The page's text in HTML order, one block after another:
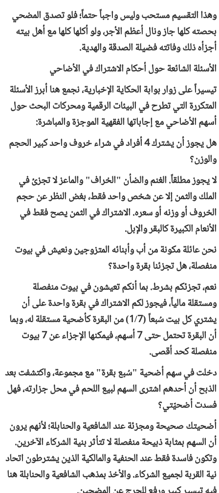
وهذا التقسيم مستحب وليس واجباً حتماً؛ فلو تصدق المضحي
بحصته كلها جاز ونال أعظم الأجر، ولو أكلها كلها مع أهل بيته
أجزأه ذلك وفاتته فضيلة الصدقة والهدية.
الأسئلة الشائعة حول أحكام الاشتراك في الأضاحي
تيسيراً على زوار بوابة الحكاية الإخبارية، نجمع هنا أبرز الأسئلة
المتكررة التي تطرح في البيئات الرقمية ومحركات البحث حول
أسهم الأضاحي مع إجاباتها الفقهية الموجزة والمباشرة:
هل يجوز أن يشترك 4 أفراد في شراء خروف واحد كبير الحجم
والوزن؟
لا يجوز مطلقاً. الغنم والضأن "الخراف" والماعز لا تجزئ في
الملك والثمن إلا عن شخص واحد فقط، بغض النظر عن حجم
الخروف أو وزنه أو سعره. الاشتراك في الثمن يصح فقط في
الأنعام الكبيرة كالبقر والإبل.
نحن عائلة مكونة من أب وأبنائه المتزوجين ونعيش في بيوت
منفصلة، هل تجزئنا بقرة واحدة؟
نعم، تجزئكم بشرط. بما أنكم تعيشون في بيوت منفصلة
ومستقلة مالياً، فيجوز لكم الاشتراك في بقرة واحدة على أن
يشتري كل بيت سُبعاً (1/7) من البقرة كأضحية مستقلة له، وبما
أن البقرة تحتمل حتى 7 أسهم، فيمكنها الإجزاء عن 7 بيوت
منفصلة كحد أقصى.
دخلت في سهم أضحية "سُبع بقرة" مع مجموعة، واكتشفت بعد
الذبح أن أحدهم اشترى السهم لبيع اللحم في محل جزارته، فهل
فسدت أضحيّتي؟
أضحيتك صحيحة ومجزئة عند الشافعية والحنابلة؛ لأنهم يرون
أن السهم بمثابة ذبيحة منفصلة لا تتأثر بنية الشركاء الآخرين.
وتكون فاسدة فقط عند الحنفية والمالكية الذين يشترطون اتحاد
نية القربة لجميع الشركاء. والأخذ بمذهب الشافعية والحنابلة هنا